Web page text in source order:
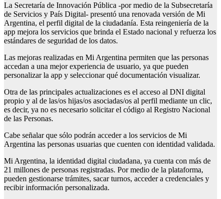
La Secretaría de Innovación Pública -por medio de la Subsecretaría
de Servicios y País Digital- presentó una renovada versión de Mi
Argentina, el perfil digital de la ciudadanía. Esta reingeniería de la
app mejora los servicios que brinda el Estado nacional y refuerza los
estándares de seguridad de los datos.
Las mejoras realizadas en Mi Argentina permiten que las personas
accedan a una mejor experiencia de usuario, ya que pueden
personalizar la app y seleccionar qué documentación visualizar.
Otra de las principales actualizaciones es el acceso al DNI digital
propio y al de las/os hijas/os asociadas/os al perfil mediante un clic,
es decir, ya no es necesario solicitar el código al Registro Nacional
de las Personas.
Cabe señalar que sólo podrán acceder a los servicios de Mi
Argentina las personas usuarias que cuenten con identidad validada.
Mi Argentina, la identidad digital ciudadana, ya cuenta con más de
21 millones de personas registradas. Por medio de la plataforma,
pueden gestionarse trámites, sacar turnos, acceder a credenciales y
recibir información personalizada.